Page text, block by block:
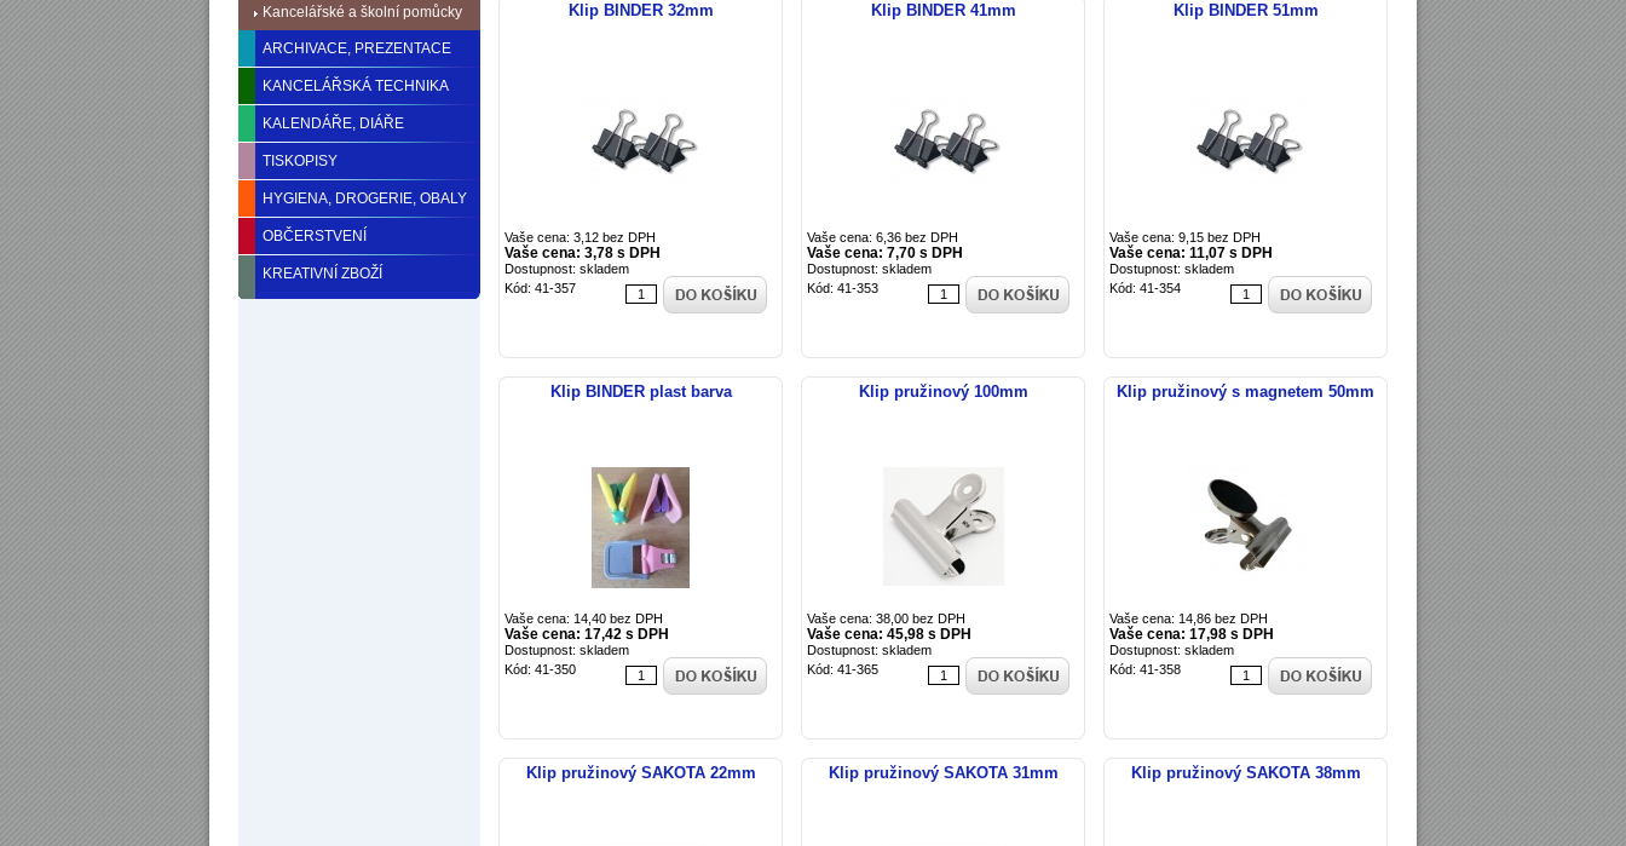
identifikace
Kancelářské a školní pomůcky
ARCHIVACE, PREZENTACE
KANCELÁŘSKÁ TECHNIKA
KALENDÁŘE, DIÁŘE
TISKOPISY
HYGIENA, DROGERIE, OBALY
OBČERSTVENÍ
KREATIVNÍ ZBOŽÍ
Klip BINDER 32mm
Vaše cena: 3,12 bez DPH
Vaše cena: 3,78 s DPH
Dostupnost: skladem
Kód: 41-357
Klip BINDER 41mm
Vaše cena: 6,36 bez DPH
Vaše cena: 7,70 s DPH
Dostupnost: skladem
Kód: 41-353
Klip BINDER 51mm
Vaše cena: 9,15 bez DPH
Vaše cena: 11,07 s DPH
Dostupnost: skladem
Kód: 41-354
Klip BINDER plast barva
Vaše cena: 14,40 bez DPH
Vaše cena: 17,42 s DPH
Dostupnost: skladem
Kód: 41-350
Klip pružinový 100mm
Vaše cena: 38,00 bez DPH
Vaše cena: 45,98 s DPH
Dostupnost: skladem
Kód: 41-365
Klip pružinový s magnetem 50mm
Vaše cena: 14,86 bez DPH
Vaše cena: 17,98 s DPH
Dostupnost: skladem
Kód: 41-358
Klip pružinový SAKOTA 22mm Klip pružinový SAKOTA 31mm Klip pružinový SAKOTA 38mm